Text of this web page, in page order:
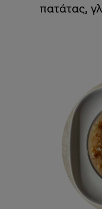
πατάτας,